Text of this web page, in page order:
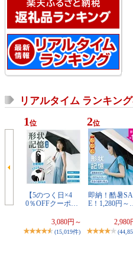
リアルタイム ランキング
1 位
【5のつく日×4
0％OFFクーポ…
3,080円～
(15,019件)
2位
即納！酷暑
E！1,280円～…
2,980